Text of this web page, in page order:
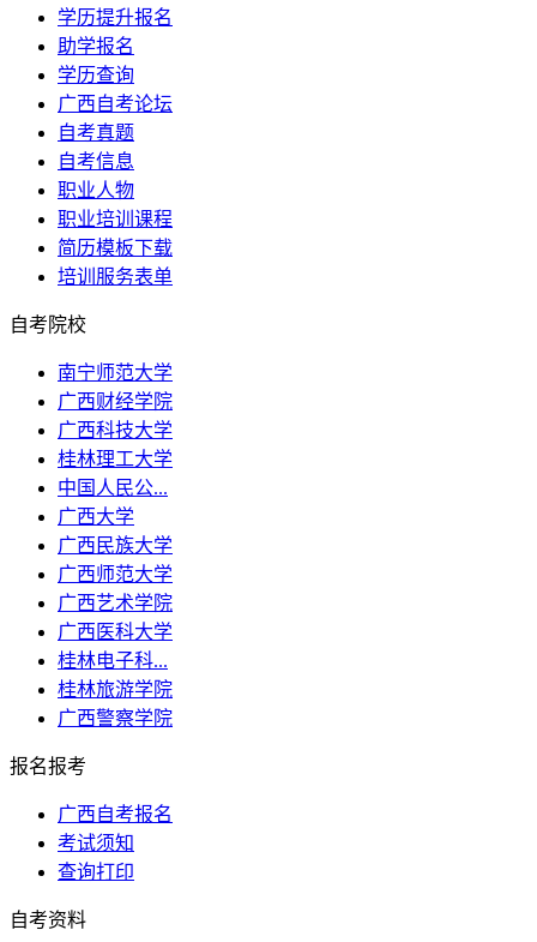
学历提升报名
助学报名
学历查询
广西自考论坛
自考真题
自考信息
职业人物
职业培训课程
简历模板下载
培训服务表单
自考院校
南宁师范大学
广西财经学院
广西科技大学
桂林理工大学
中国人民公...
广西大学
广西民族大学
广西师范大学
广西艺术学院
广西医科大学
桂林电子科...
桂林旅游学院
广西警察学院
报名报考
广西自考报名
考试须知
查询打印
自考资料